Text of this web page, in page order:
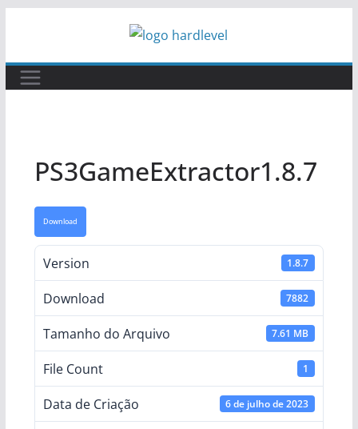
o
conteúdo
PS3GameExtractor1.8.7
Download
Version 1.8.7
Download 7882
Tamanho do Arquivo 7.61 MB
File Count 1
Data de Criação 6 de julho de 2023